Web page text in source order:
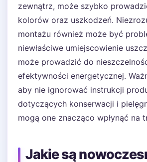
zewnątrz, może szybko
kolorów oraz uszkodzeń.
montażu również może być
niewłaściwe umiejscowienie
może prowadzić do
efektywności energetycznej.
aby nie ignorować instrukcji
dotyczących konserwacji i
mogą one znacząco wpłynąć na
Jakie są